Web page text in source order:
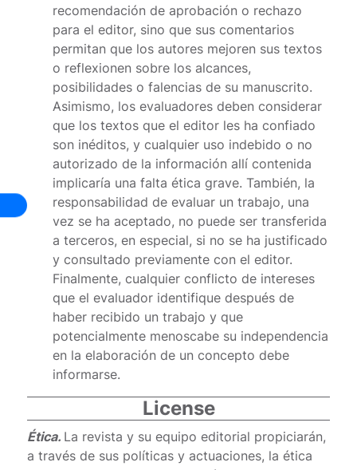
License
Ética. La revista y su equipo editorial propiciarán,
a través de sus políticas y actuaciones, la ética
recomendación de aprobación o rechazo
para el editor, sino que sus comentarios
permitan que los autores mejoren sus textos
o reflexionen sobre los alcances,
posibilidades o falencias de su manuscrito.
Asimismo, los evaluadores deben considerar
que los textos que el editor les ha confiado
son inéditos, y cualquier uso indebido o no
autorizado de la información allí contenida
implicaría una falta ética grave. También, la
responsabilidad de evaluar un trabajo, una
vez se ha aceptado, no puede ser transferida
a terceros, en especial, si no se ha justificado
y consultado previamente con el editor.
Finalmente, cualquier conflicto de intereses
que el evaluador identifique después de
haber recibido un trabajo y que
potencialmente menoscabe su independencia
en la elaboración de un concepto debe
informarse.